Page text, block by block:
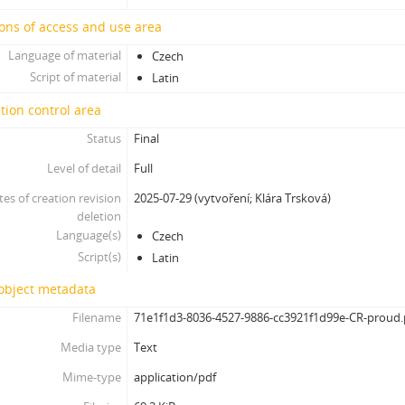
[Subseries] Snowblind
[Subseries] Shores of the Same Sea
[Subseries] Houby
[Subseries] Amnion
[Subseries] Už se držím
[Subseries] SOFT DETECTIVE LOVE STORY
[Subseries] Intercore
[Subseries] Soft, Soft, Soft, Hard as Fuck
of access and use area
Language of material
Czech
Script of material
Latin
control area
Status
Final
Level of detail
Full
of creation revision
deletion
2025-07-29 (vytvoření; Klára Trsková)
Language(s)
Czech
Script(s)
Latin
metadata
Filename
71e1f1d3-8036-4527-9886-cc3921f1d99e-CR-
Media type
Text
Mime-type
application/pdf